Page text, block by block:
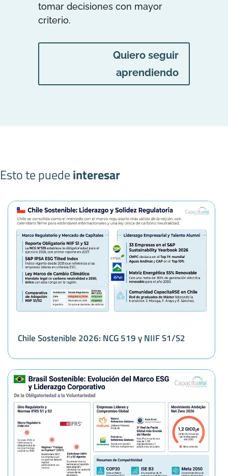
tomar decisiones con mayor
criterio.
Quiero seguir
aprendiendo
Esto te puedeinteresar
Chile Sostenible 2026: NCG 519 y NIIF S1/S2